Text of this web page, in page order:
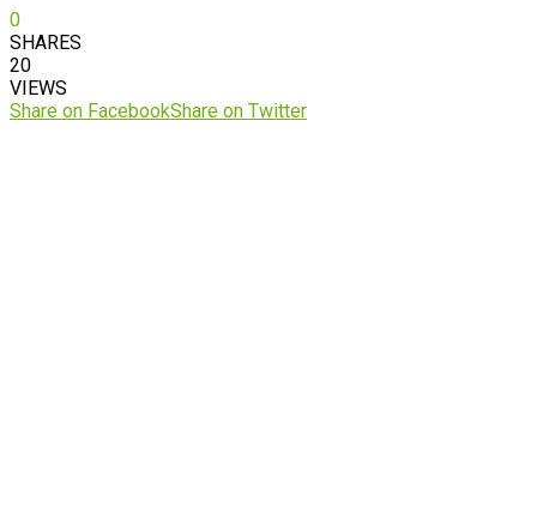
0
SHARES
20
VIEWS
Share on FacebookShare on Twitter